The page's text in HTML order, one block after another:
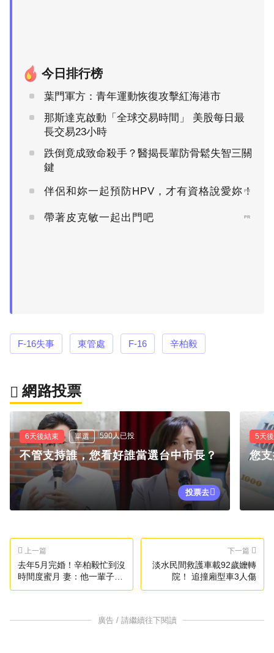
今日排行榜
葉門軍方：青年運動恢復攻擊紅海港市
那斯達克啟動「全球交易時間」 美股每日最
長交易23小時
跌倒竟成致命殺手？醫揭長輩防骨鬆失智三關
鍵
伴侶和妳一起預防HPV，才有資格說愛妳！
PR
帶著皮克敏一起出門吧 PR
F-16失事 東管處 F-16 辛柏毅
網路投票
6天後結束 單選 590人已投
不管支持誰，您看好誰當選台中市長？
投票去
5天
您
上一篇
去年5月完婚！辛柏毅忙到沒
時間度蜜月 妻：他一輩子的
夢想
下一篇
淡水民間救護車載92歲嬤轉
院！ 追撞廂型車3人傷
廣告 / 請繼續往下閱讀